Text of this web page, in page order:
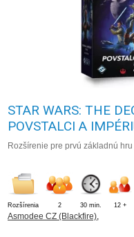
STAR WARS: THE
POVSTALCI A
Rozšírenie pre prvú základnú
Rozšírenia 2 30 min. 12 +
Asmodee CZ (Blackfire)